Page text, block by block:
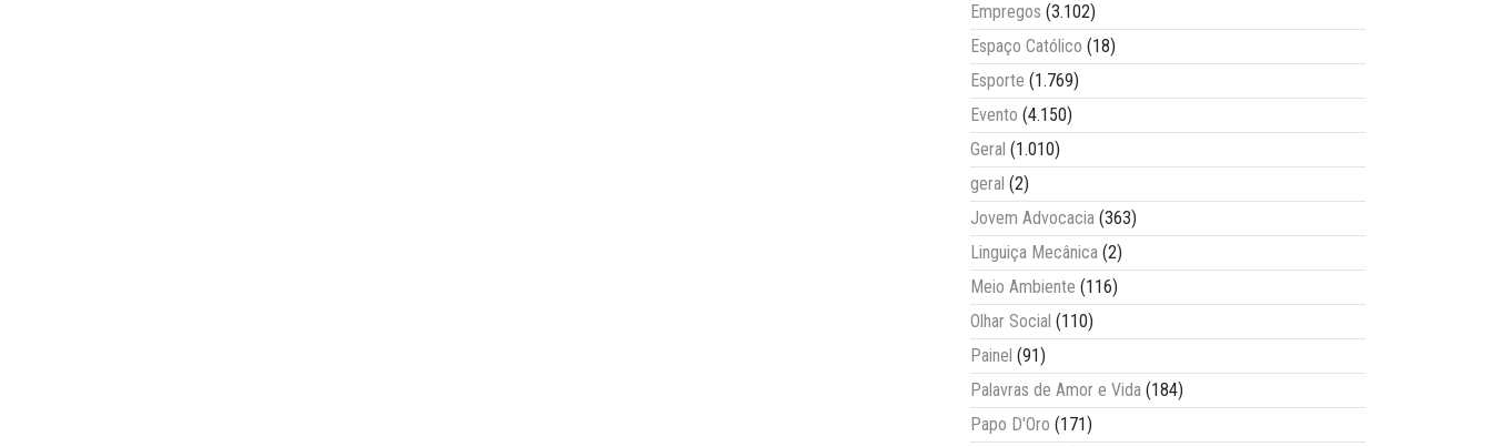
Empregos (3.102)
Espaço Católico (18)
Esporte (1.769)
Evento (4.150)
Geral (1.010)
geral (2)
Jovem Advocacia (363)
Linguiça Mecânica (2)
Meio Ambiente (116)
Olhar Social (110)
Painel (91)
Palavras de Amor e Vida (184)
Papo D'Oro (171)